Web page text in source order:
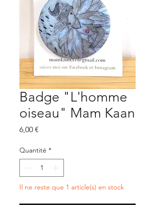
Badge "L'homme
oiseau" Mam Kaan
6,00 €
Quantité *
Il ne reste que 1 article(s) en stock